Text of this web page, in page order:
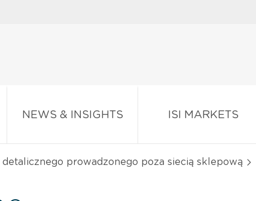
NEWS & INSIGHTS ISI MARKETS
detalicznego prowadzonego poza siecią sklepową